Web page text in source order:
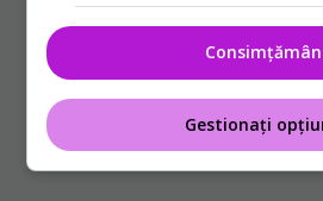
Gestionați